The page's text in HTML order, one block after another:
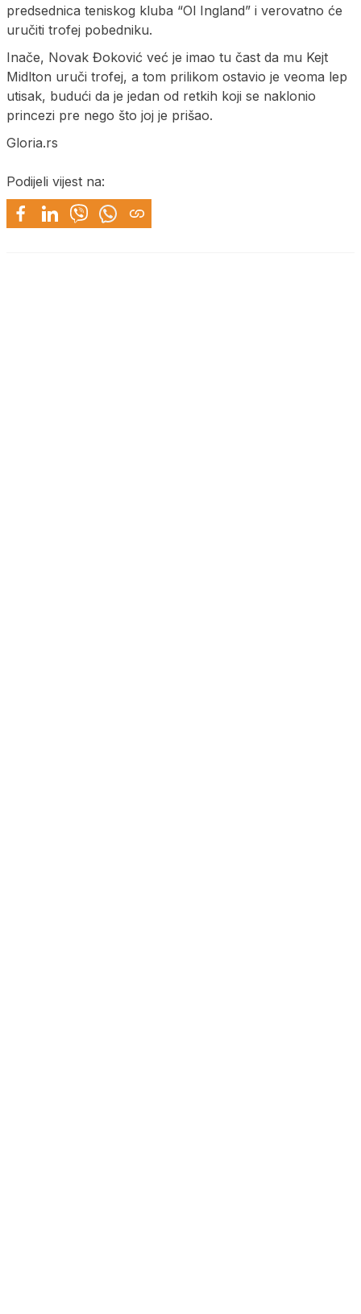
predsednica teniskog kluba “Ol Ingland” i verovatno će
uručiti trofej pobedniku.
Inače, Novak Đoković već je imao tu čast da mu Kejt
Midlton uruči trofej, a tom prilikom ostavio je veoma lep
utisak, budući da je jedan od retkih koji se naklonio
princezi pre nego što joj je prišao.
Gloria.rs
Podijeli vijest na: